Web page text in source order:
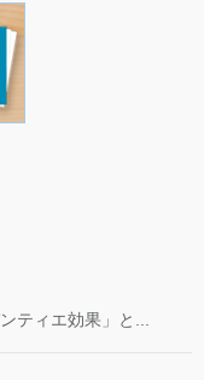
ティエ効果」と...